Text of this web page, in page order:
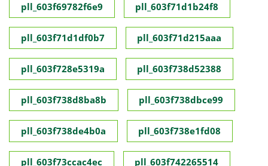
pll_603f69782f6e9 pll_603f71d1b24f8
pll_603f71d1df0b7 pll_603f71d215aaa
pll_603f728e5319a pll_603f738d52388
pll_603f738d8ba8b pll_603f738dbce99
pll_603f738de4b0a pll_603f738e1fd08
pll_603f73ccac4ec pll_603f742265514